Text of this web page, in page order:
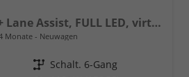
Extra Plus Front + Lane Assist, FULL LED, virtuelles Cockpit, Climatronic, Parksensoren, Rückfahrkamera, ISOFIX, el. Fensterheber, Tempomat, Sitzhzg. uvm.
Monate Neuwagen
Getriebe Schalt. 6-Gang